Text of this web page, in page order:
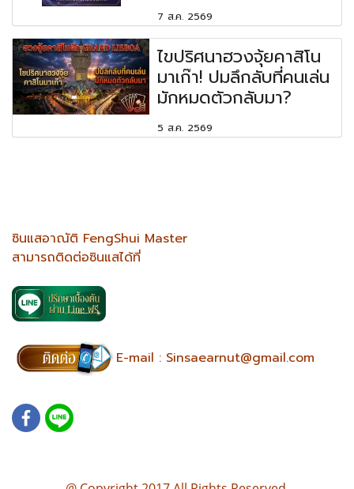
7 ส.ค. 2569
ไขปริศนาฮวงจุ้ยคาสิโน
มาเก๊า! ปมลึกลับที่คนเล่น
มักหมดตัวกลับมา?
5 ส.ค. 2569
ซินแสอาณัติ FengShui Master
สามารถติดต่อซินแสได้ที่
E-mail : Sinsaearnut@gmail.com